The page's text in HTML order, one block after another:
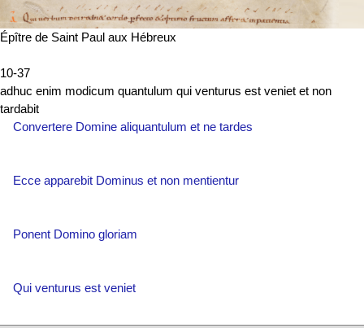
Épître de Saint Paul aux Hébreux
10-37
adhuc enim modicum quantulum qui venturus est veniet et non
tardabit
Convertere Domine aliquantulum et ne tardes
Ecce apparebit Dominus et non mentientur
Ponent Domino gloriam
Qui venturus est veniet